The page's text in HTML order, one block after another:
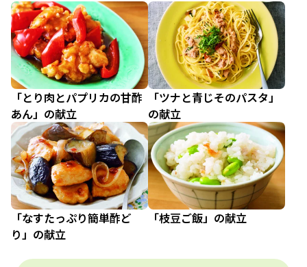
「とり肉とパプリカの甘酢
あん」の献立
「ツナと青じそのパスタ」
の献立
「なすたっぷり簡単酢ど
り」の献立
「枝豆ご飯」の献立